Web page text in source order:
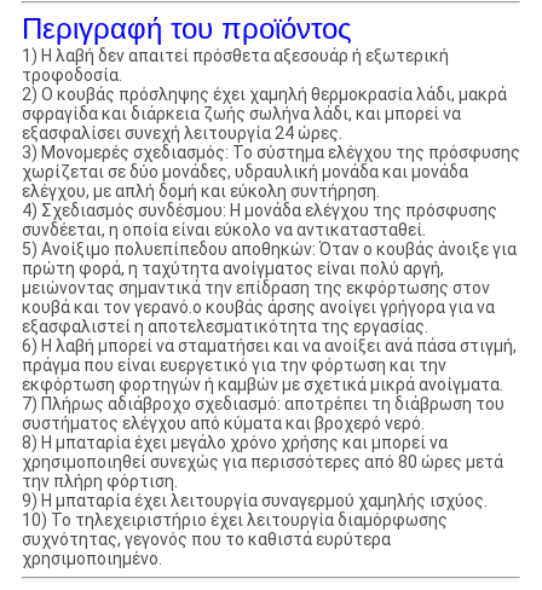
Περιγραφή του προϊόντος
1) Η λαβή δεν απαιτεί πρόσθετα αξεσουάρ ή εξωτερική
τροφοδοσία.
2) Ο κουβάς πρόσληψης έχει χαμηλή θερμοκρασία λάδι, μακρά
σφραγίδα και διάρκεια ζωής σωλήνα λάδι, και μπορεί να
εξασφαλίσει συνεχή λειτουργία 24 ώρες.
3) Μονομερές σχεδιασμός: Το σύστημα ελέγχου της πρόσφυσης
χωρίζεται σε δύο μονάδες, υδραυλική μονάδα και μονάδα
ελέγχου, με απλή δομή και εύκολη συντήρηση.
4) Σχεδιασμός συνδέσμου: Η μονάδα ελέγχου της πρόσφυσης
συνδέεται, η οποία είναι εύκολο να αντικατασταθεί.
5) Ανοίξιμο πολυεπίπεδου αποθηκών: Όταν ο κουβάς άνοιξε για
πρώτη φορά, η ταχύτητα ανοίγματος είναι πολύ αργή,
μειώνοντας σημαντικά την επίδραση της εκφόρτωσης στον
κουβά και τον γερανό.ο κουβάς άρσης ανοίγει γρήγορα για να
εξασφαλιστεί η αποτελεσματικότητα της εργασίας.
6) Η λαβή μπορεί να σταματήσει και να ανοίξει ανά πάσα στιγμή,
πράγμα που είναι ευεργετικό για την φόρτωση και την
εκφόρτωση φορτηγών ή καμβών με σχετικά μικρά ανοίγματα.
7) Πλήρως αδιάβροχο σχεδιασμό: αποτρέπει τη διάβρωση του
συστήματος ελέγχου από κύματα και βροχερό νερό.
8) Η μπαταρία έχει μεγάλο χρόνο χρήσης και μπορεί να
χρησιμοποιηθεί συνεχώς για περισσότερες από 80 ώρες μετά
την πλήρη φόρτιση.
9) Η μπαταρία έχει λειτουργία συναγερμού χαμηλής ισχύος.
10) Το τηλεχειριστήριο έχει λειτουργία διαμόρφωσης
συχνότητας, γεγονός που το καθιστά ευρύτερα
χρησιμοποιημένο.